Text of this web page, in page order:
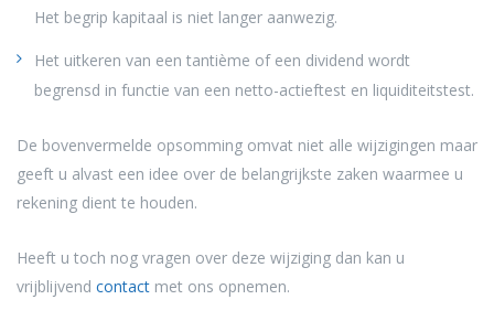
Het begrip kapitaal is niet langer aanwezig.
Het uitkeren van een tantième of een dividend wordt
begrensd in functie van een netto-actieftest en liquiditeitstest.
De bovenvermelde opsomming omvat niet alle wijzigingen maar
geeft u alvast een idee over de belangrijkste zaken waarmee u
rekening dient te houden.
Heeft u toch nog vragen over deze wijziging dan kan u
vrijblijvend contact met ons opnemen.